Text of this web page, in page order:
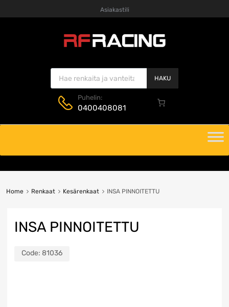
Asiakastili
Products search
HAKU
Puhelin:
0400408081
content
Home Renkaat Kesärenkaat INSA PINNOITETTU
INSA PINNOITETTU
Code: 81036